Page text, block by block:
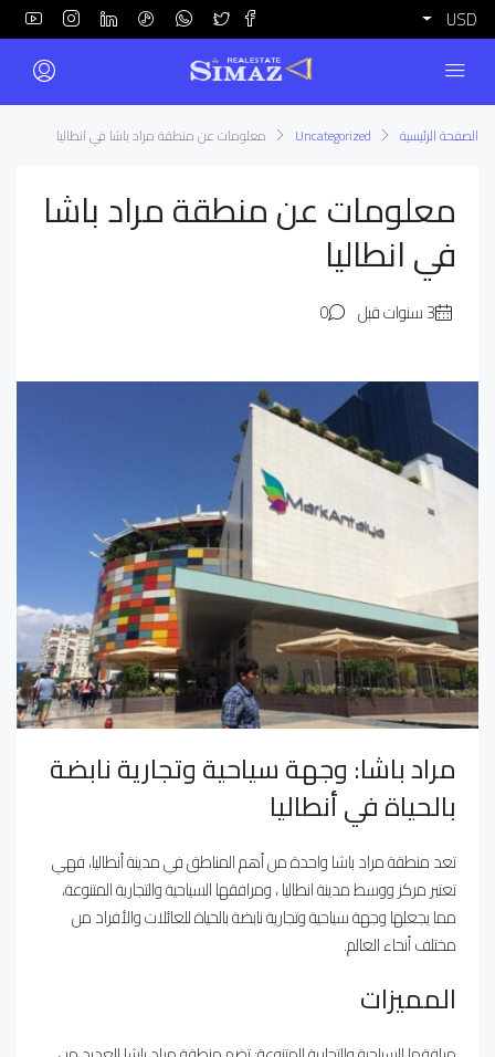
USD
الصفحة الرئيسية Uncategorized معلومات عن منطقة مراد باشا في انطاليا
معلومات عن منطقة مراد باشا
في انطاليا
0
مراد باشا: وجهة سياحية وتجارية نابضة
بالحياة في أنطاليا
تعد منطقة مراد باشا واحدة من أهم المناطق في مدينة أنطاليا، فهي
تعتبر مركز ووسط مدينة انطاليا ، ومرافقها السياحية والتجارية المتنوعة،
مما يجعلها وجهة سياحية وتجارية نابضة بالحياة للعائلات والأفراد من
مختلف أنحاء العالم.
المميزات